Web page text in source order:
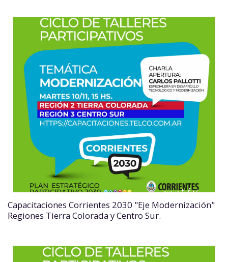
Capacitaciones Corrientes 2030 "Eje Modernización"
Regiones Tierra Colorada y Centro Sur.